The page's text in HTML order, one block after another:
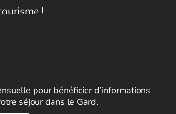
!
pour bénéficier d’informations
séjour dans le Gard.